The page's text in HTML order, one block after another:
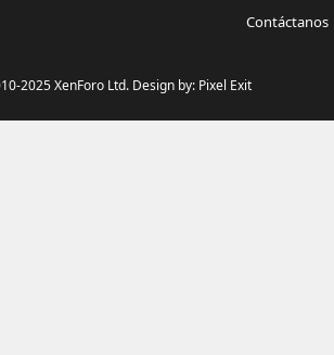
Contáctanos
2025 XenForo Ltd. Design by: Pixel Exit